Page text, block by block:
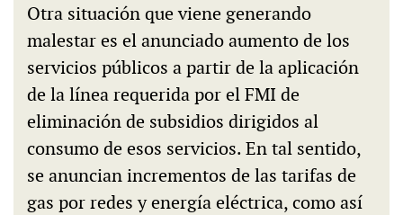
Otra situación que viene generando
malestar es el anunciado aumento de los
servicios públicos a partir de la aplicación
de la línea requerida por el FMI de
eliminación de subsidios dirigidos al
consumo de esos servicios. En tal sentido,
se anuncian incrementos de las tarifas de
gas por redes y energía eléctrica, como así